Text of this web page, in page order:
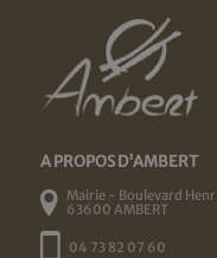
A PROPOS D'AMBERT
Mairie - Boulevard
63600 AMBERT
04 73 82 07 60